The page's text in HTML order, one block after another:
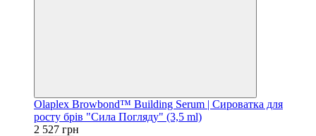
Olaplex Browbond™ Building Serum | Сироватка для
росту брів "Сила Погляду" (3,5 ml)
2 527 грн